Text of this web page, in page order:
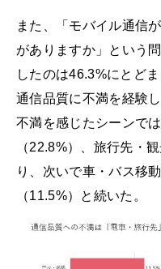
また、「モバイル通信
がありますか」という
したのは46.3%にとど
通信品質に不満を経験
不満を感じたシーンで
（22.8%）、旅行先・
り、次いで車・バス移
（11.5%）と続いた。